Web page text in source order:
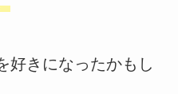
好きになったかもし